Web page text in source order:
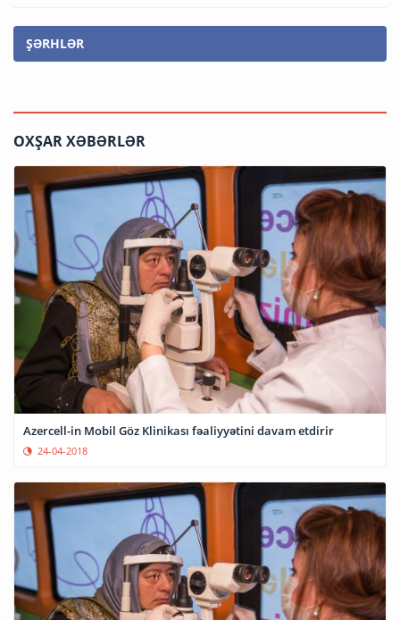
ŞƏRHLƏR
OXŞAR XƏBƏRLƏR
Azercell-in Mobil Göz Klinikası fəaliyyətini davam etdirir
24-04-2018